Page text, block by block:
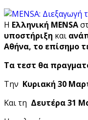
Η Ελληνική MENSA
υποστήριξη και
Αθήνα, το επίσημο
Τα τεστ θα
Την Κυριακή 30
Και τη Δευτέρα 31